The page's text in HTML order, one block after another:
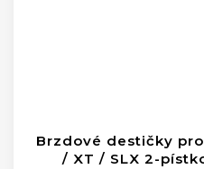
Brzdové destičky pro
/ XT / SLX 2-